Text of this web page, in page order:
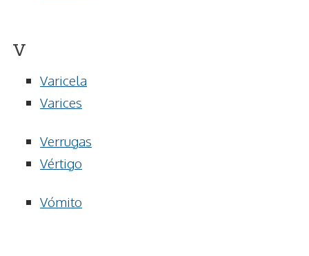
V
Varicela
Varices
Verrugas
Vértigo
Vómito